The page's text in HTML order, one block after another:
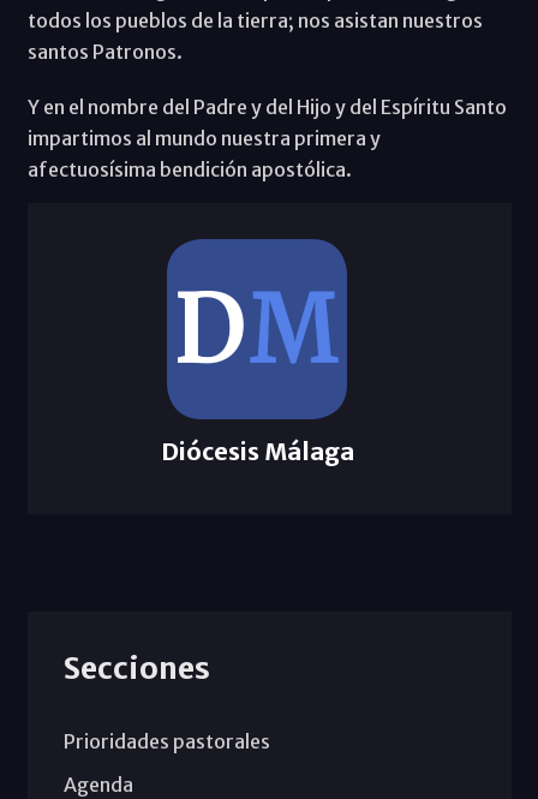
todos los pueblos de la tierra; nos asistan nuestros
santos Patronos.
Y en el nombre del Padre y del Hijo y del Espíritu Santo
impartimos al mundo nuestra primera y
afectuosísima bendición apostólica.
Diócesis Málaga
Secciones
Prioridades pastorales
Agenda